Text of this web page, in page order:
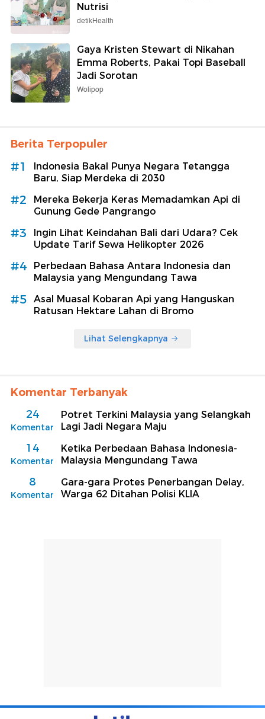
Nutrisi
detikHealth
Gaya Kristen Stewart di Nikahan
Emma Roberts, Pakai Topi Baseball
Jadi Sorotan
Wolipop
Berita Terpopuler
#1
Indonesia Bakal Punya Negara Tetangga
Baru, Siap Merdeka di 2030
#2
Mereka Bekerja Keras Memadamkan Api di
Gunung Gede Pangrango
#3
Ingin Lihat Keindahan Bali dari Udara? Cek
Update Tarif Sewa Helikopter 2026
#4
Perbedaan Bahasa Antara Indonesia dan
Malaysia yang Mengundang Tawa
#5
Asal Muasal Kobaran Api yang Hanguskan
Ratusan Hektare Lahan di Bromo
Lihat Selengkapnya
Komentar Terbanyak
24
Komentar
Potret Terkini Malaysia yang Selangkah
Lagi Jadi Negara Maju
14
Komentar
Ketika Perbedaan Bahasa Indonesia-
Malaysia Mengundang Tawa
8
Komentar
Gara-gara Protes Penerbangan Delay,
Warga 62 Ditahan Polisi KLIA